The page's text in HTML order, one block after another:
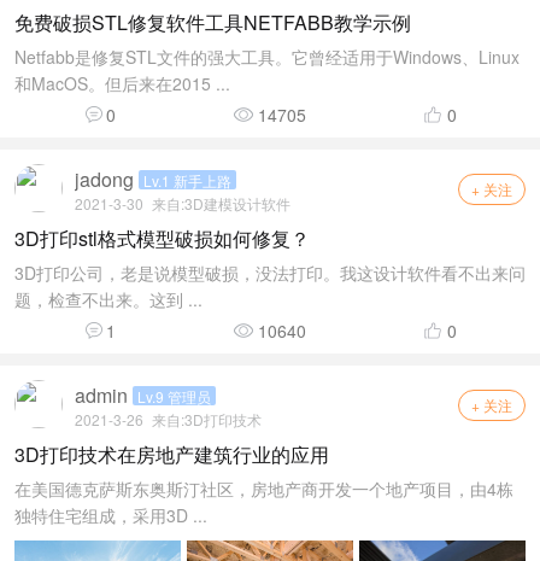
免费破损STL修复软件工具NETFABB教学示例
Netfabb是修复STL文件的强大工具。它曾经适用于Windows、Linux
和MacOS。但后来在2015 ...
0
14705 0
jadong Lv.1 新手上路
2021-3-30 来自:3D建模设计软件
+ 关注
3D打印stl格式模型破损如何修复？
3D打印公司，老是说模型破损，没法打印。我这设计软件看不出来问
题，检查不出来。这到 ...
1
10640 0
admin Lv.9 管理员
2021-3-26 来自:3D打印技术
+ 关注
3D打印技术在房地产建筑行业的应用
在美国德克萨斯东奥斯汀社区，房地产商开发一个地产项目，由4栋
独特住宅组成，采用3D ...